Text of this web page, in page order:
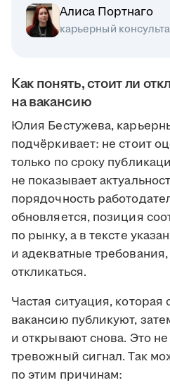
Алиса Портнаго
карьерный
Как понять, стоит ли
на вакансию
Юлия Бестужева,
подчёркивает: не стоит
только по сроку
не показывает
порядочность
обновляется, позиция
по рынку, а в тексте
и адекватные
откликаться.
Частая ситуация, которая
вакансию публикуют,
и открывают снова. Это
тревожный сигнал. Так
по этим причинам: